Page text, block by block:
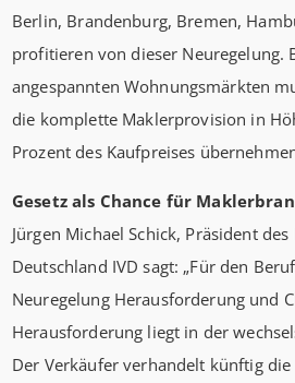
Berlin, Brandenburg, Bremen,
profitieren von dieser Neuregelung.
angespannten Wohnungsmärkten
die komplette Maklerprovision in
Prozent des Kaufpreises
Gesetz als Chance für
Jürgen Michael Schick, Präsident
Deutschland IVD sagt: „Für den
Neuregelung Herausforderung und
Herausforderung liegt in der
Der Verkäufer verhandelt künftig